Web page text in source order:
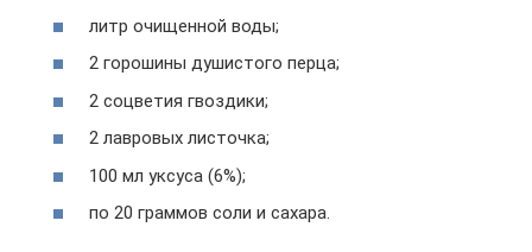
литр очищенной воды;
2 горошины душистого перца;
2 соцветия гвоздики;
2 лавровых листочка;
100 мл уксуса (6%);
по 20 граммов соли и сахара.